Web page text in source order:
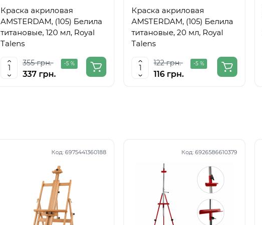
Краска акриловая
AMSTERDAM, (105) Белила
титановые, 120 мл, Royal
Talens
355 грн. -5 %
337 грн.
Краска акриловая
AMSTERDAM, (105) Белила
титановые, 20 мл, Royal
Talens
122 грн. -5 %
116 грн.
Код: 6975441360188 Код: 6926586610379